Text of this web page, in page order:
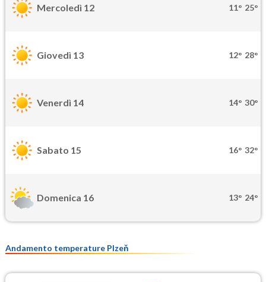
Mercoledì 12 11° 25°
Giovedì 13 12° 28°
Venerdì 14 14° 30°
Sabato 15 16° 32°
Domenica 16 13° 24°
Andamento temperature Plzeň